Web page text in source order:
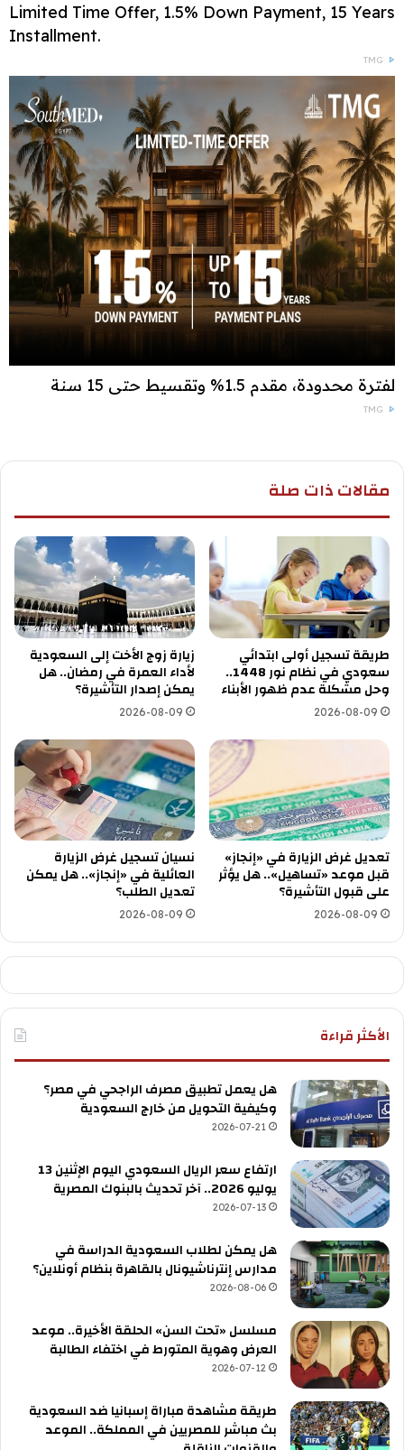
Limited Time Offer, 1.5% Down Payment, 15 Years
Installment.
TMG
لفترة محدودة، مقدم 1.5% وتقسيط حتى 15 سنة
TMG
مقالات ذات صلة
طريقة تسجيل أولى ابتدائي
سعودي في نظام نور 1448..
وحل مشكلة عدم ظهور الأبناء
2026-08-09
زيارة زوج الأخت إلى السعودية
لأداء العمرة في رمضان.. هل
يمكن إصدار التأشيرة؟
2026-08-09
تعديل غرض الزيارة في «إنجاز»
قبل موعد «تساهيل».. هل يؤثر
على قبول التأشيرة؟
2026-08-09
نسيان تسجيل غرض الزيارة
العائلية في «إنجاز».. هل يمكن
تعديل الطلب؟
2026-08-09
الأكثر قراءة
هل يعمل تطبيق مصرف الراجحي في مصر؟
وكيفية التحويل من خارج السعودية
2026-07-21
ارتفاع سعر الريال السعودي اليوم الإثنين 13
يوليو 2026.. آخر تحديث بالبنوك المصرية
2026-07-13
هل يمكن لطلاب السعودية الدراسة في
مدارس إنترناشيونال بالقاهرة بنظام أونلاين؟
2026-08-06
مسلسل «تحت السن» الحلقة الأخيرة.. موعد
العرض وهوية المتورط في اختفاء الطالبة
2026-07-12
طريقة مشاهدة مباراة إسبانيا ضد السعودية
بث مباشر للمصريين في المملكة.. الموعد